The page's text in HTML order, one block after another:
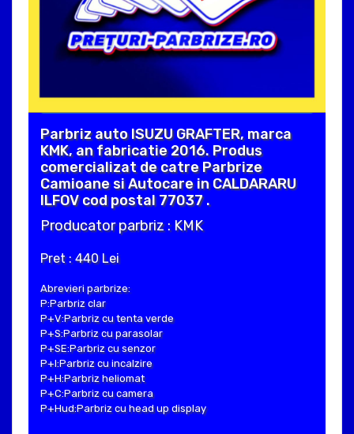
Parbriz auto ISUZU GRAFTER, marca
KMK, an fabricatie 2016. Produs
comercializat de catre Parbrize
Camioane si Autocare in CALDARARU
ILFOV cod postal 77037 .
Producator parbriz : KMK
Pret : 440 Lei
Abrevieri parbrize:
P:Parbriz clar
P+V:Parbriz cu tenta verde
P+S:Parbriz cu parasolar
P+SE:Parbriz cu senzor
P+I:Parbriz cu incalzire
P+H:Parbriz heliomat
P+C:Parbriz cu camera
P+Hud:Parbriz cu head up display